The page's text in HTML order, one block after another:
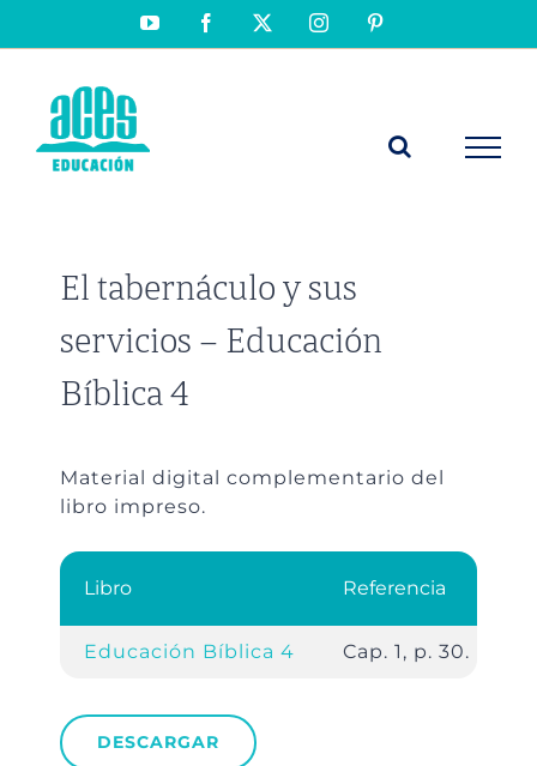
YouTubeFacebook Instagram
El tabernáculo y sus
servicios – Educación
Bíblica 4
Material digital complementario del
libro impreso.
Libro Referencia
Educación Bíblica 4 Cap. 1, p. 30.
DESCARGAR